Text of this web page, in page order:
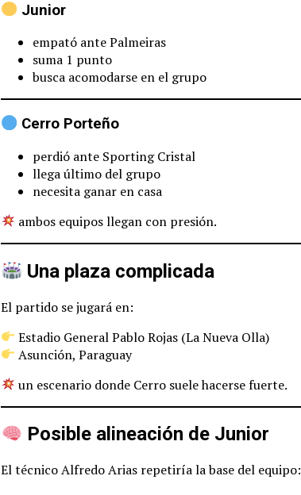
Junior
empató ante Palmeiras
suma 1 punto
busca acomodarse en el grupo
Cerro Porteño
perdió ante Sporting Cristal
llega último del grupo
necesita ganar en casa
ambos equipos llegan con presión.
Una plaza complicada
El partido se jugará en:
Estadio General Pablo Rojas (La Nueva Olla)
Asunción, Paraguay
un escenario donde Cerro suele hacerse fuerte.
Posible alineación de Junior
El técnico Alfredo Arias repetiría la base del equipo: